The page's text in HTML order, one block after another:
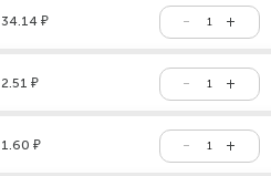
34.14 ₽
2.51 ₽
1.60 ₽